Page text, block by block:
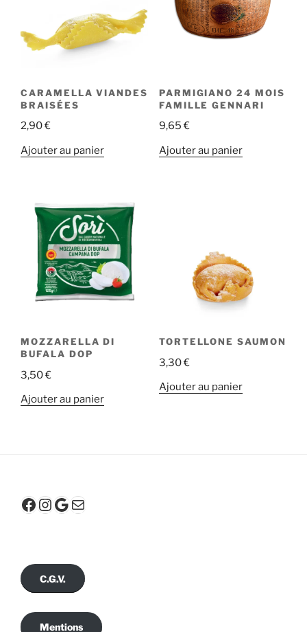
CARAMELLA VIANDES
BRAISÉES
2,90€
Ajouter au panier
PARMIGIANO 24 MOIS
FAMILLE GENNARI
9,65€
Ajouter au panier
MOZZARELLA DI
BUFALA DOP
3,50€
Ajouter au panier
TORTELLONE SAUMON
3,30€
Ajouter au panier
Facebook
Instagram
Google
E-mail
C.G.V.
Mentions